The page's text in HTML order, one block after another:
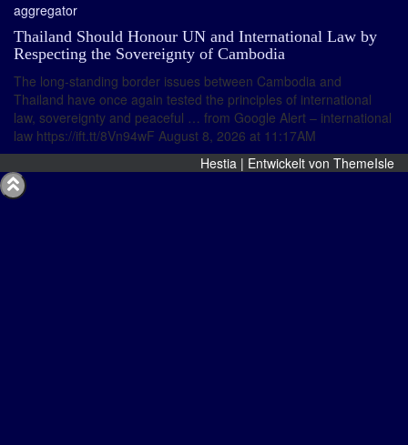
aggregator
Thailand Should Honour UN and International Law by
Respecting the Sovereignty of Cambodia
The long-standing border issues between Cambodia and
Thailand have once again tested the principles of international
law, sovereignty and peaceful … from Google Alert – international
law https://ift.tt/8Vn94wF August 8, 2026 at 11:17AM
Hestia | Entwickelt von ThemeIsle